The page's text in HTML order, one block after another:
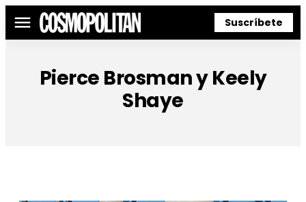
Menú Suscríbete
Pierce Brosman y Keely
Shaye